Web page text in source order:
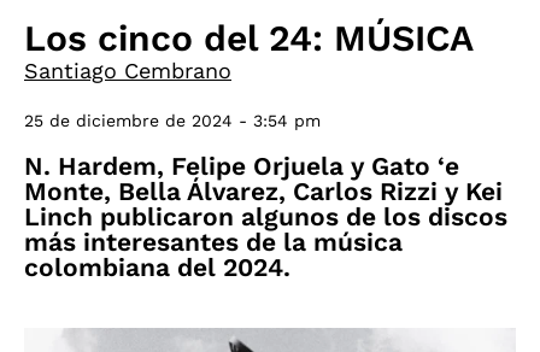
Los cinco del 24: MÚSICA
Santiago Cembrano
25 de diciembre de 2024 - 3:54 pm
N. Hardem, Felipe Orjuela y Gato ‘e
Monte, Bella Álvarez, Carlos Rizzi y Kei
Linch publicaron algunos de los discos
más interesantes de la música
colombiana del 2024.